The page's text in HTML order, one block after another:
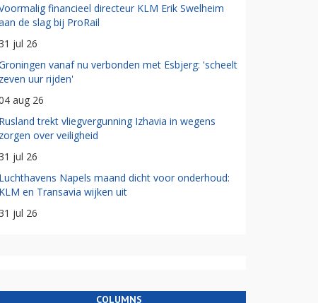
financieel directeur KLM Erik Swelheim
de slag bij ProRail
31 jul 26
vanaf nu verbonden met Esbjerg: 'scheelt
zeven uur rijden'
aug 26
Rusland trekt vliegvergunning Izhavia in wegens
zorgen over veiligheid
31 jul 26
Luchthavens Napels maand dicht voor onderhoud:
KLM en Transavia wijken uit
31 jul 26
COLUMNS